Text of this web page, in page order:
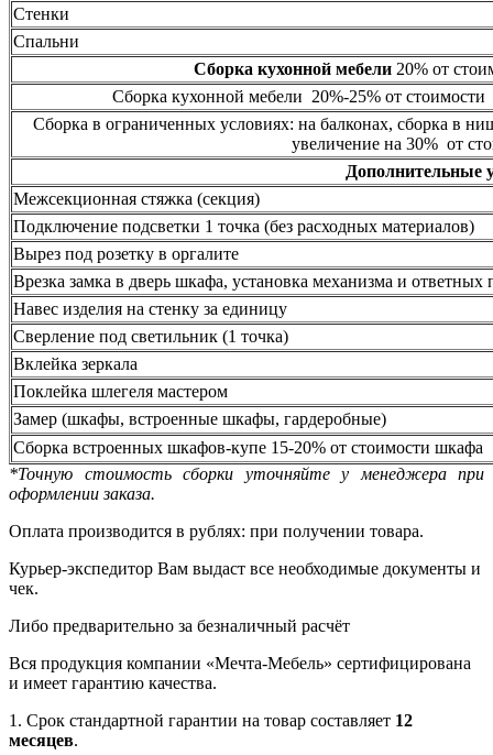
Стенки
Спальни
Сборка кухонной мебели20% от
Сборка кухонной мебели 20%-25% от стоимости
Сборка в ограниченных условиях: на балконах, сборка в
увеличение на 30% от
Дополнительные
Межсекционная стяжка (секция)
Подключение подсветки 1 точка (без расходных материалов)
Вырез под розетку в оргалите
Врезка замка в дверь шкафа, установка механизма и ответных
Навес изделия на стенку за единицу
Сверление под светильник (1 точка)
Вклейка зеркала
Поклейка шлегеля мастером
Замер (шкафы, встроенные шкафы, гардеробные)
Сборка встроенных шкафов-купе 15-20% от стоимости шкафа
*Точную стоимость сборки уточняйте у менеджера при
оформлении заказа.
Оплата производится в рублях: при получении товара.
Курьер-экспедитор Вам выдаст все необходимые документы и
чек.
Либо предварительно за безналичный расчёт
Вся продукция компании «Мечта-Мебель» сертифицирована
и имеет гарантию качества.
1. Срок стандартной гарантии на товар составляет 12
месяцев.